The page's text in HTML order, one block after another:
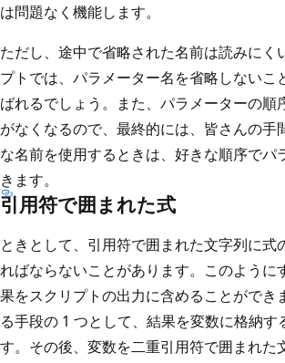
は問題なく機能します。
ただし、途中で省略された名前は読みにく
プトでは、パラメーター名を省略しないこ
ばれるでしょう。また、パラメーターの順
がなくなるので、最終的には、皆さんの手
な名前を使用するときは、好きな順序でパ
きます。
引用符で囲まれた式
ときとして、引用符で囲まれた文字列に式
ればならないことがあります。このように
果をスクリプトの出力に含めることができ
る手段の 1 つとして、結果を変数に格納す
す。その後、変数を二重引用符で囲まれた